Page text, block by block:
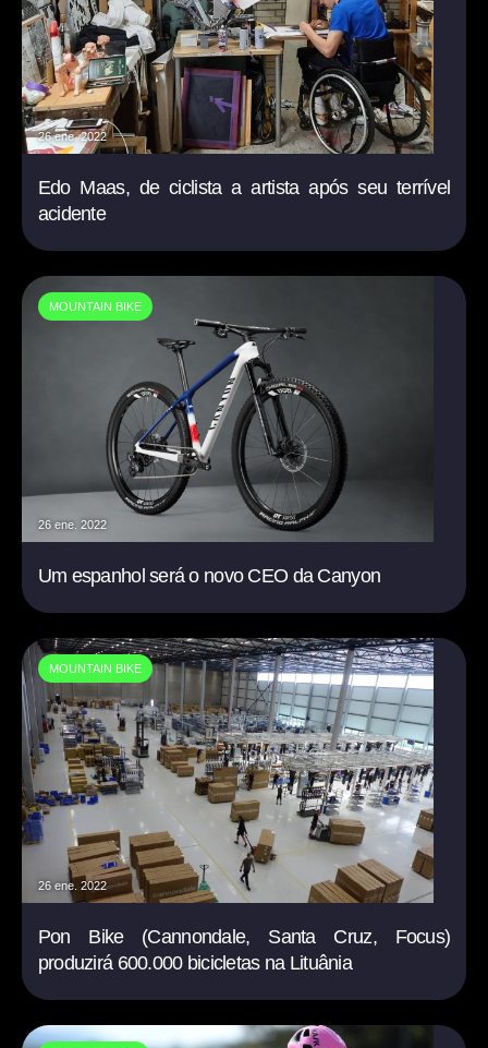
26 ene. 2022
Edo Maas, de ciclista a artista após seu terrível
acidente
MOUNTAIN BIKE
26 ene. 2022
Um espanhol será o novo CEO da Canyon
MOUNTAIN BIKE
26 ene. 2022
Pon Bike (Cannondale, Santa Cruz, Focus)
produzirá 600.000 bicicletas na Lituânia